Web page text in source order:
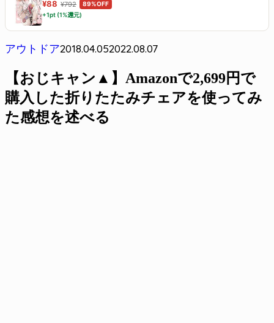
¥88 ¥792
89%OFF
+1pt (1%還元)
アウトドア2018.04.052022.08.07
【おじキャン▲】Amazonで2,699円で
購入した折りたたみチェアを使ってみ
た感想を述べる